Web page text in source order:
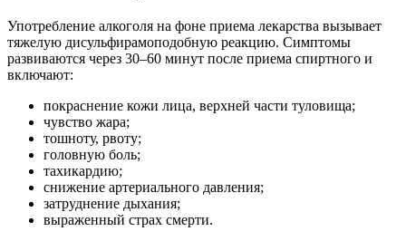
Употребление алкоголя на фоне приема лекарства вызывает
тяжелую дисульфирамоподобную реакцию. Симптомы
развиваются через 30–60 минут после приема спиртного и
включают:
покраснение кожи лица, верхней части туловища;
чувство жара;
тошноту, рвоту;
головную боль;
тахикардию;
снижение артериального давления;
затруднение дыхания;
выраженный страх смерти.